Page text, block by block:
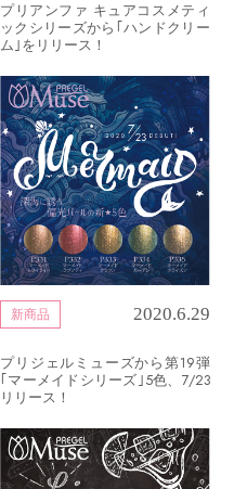
プリアンファ キュアコスメティ
ックシリーズから｢ハンドクリー
ム｣をリリース！
新商品 2020.6.29
プリジェルミューズから第19弾
｢マーメイドシリーズ｣5色、7/23
リリース！